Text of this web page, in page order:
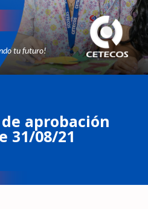
tu futuro!
aprobación
31/08/21